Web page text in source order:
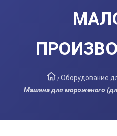
/Оборудование
Машина для мороженого